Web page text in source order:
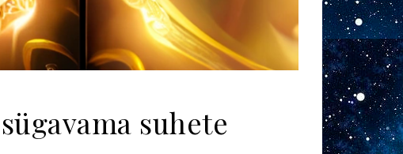
suhete